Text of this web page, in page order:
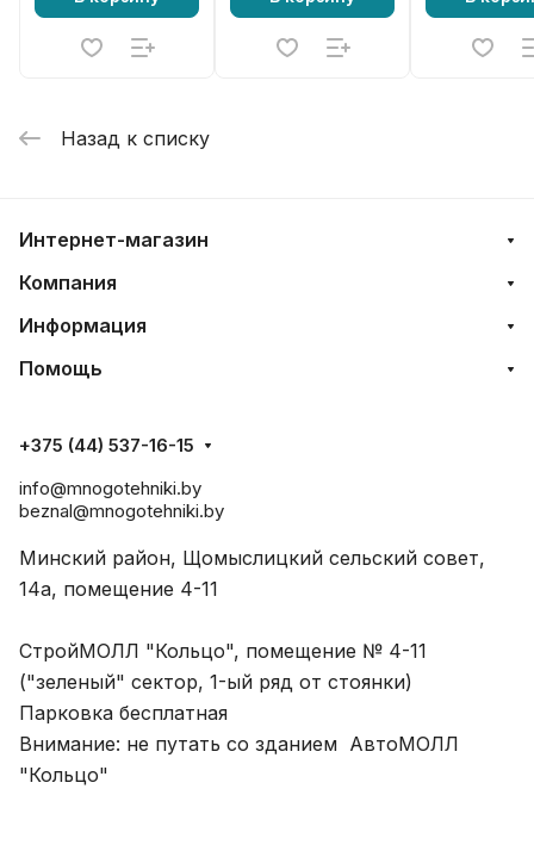
Назад к списку
Интернет-магазин
Компания
Информация
Помощь
+375 (44) 537-16-15
info@mnogotehniki.by
beznal@mnogotehniki.by
Минский район, Щомыслицкий сельский совет,
14а, помещение 4-11
СтройМОЛЛ "Кольцо", помещение № 4-11
("зеленый" сектор, 1-ый ряд от стоянки)
Парковка бесплатная
Внимание: не путать со зданием АвтоМОЛЛ
"Кольцо"